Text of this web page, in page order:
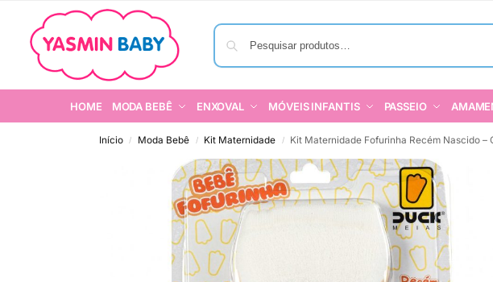
HOME MODA BEBÊ ENXOVAL MÓVEIS INFANTIS PASSEIO
Início / Moda Bebê / Kit Maternidade / Kit Maternidade Fofurinha Recém Nascido –